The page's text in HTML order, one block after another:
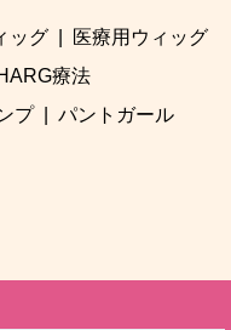
ッグ
医療用ウィッグ
療法
プ
パントガール